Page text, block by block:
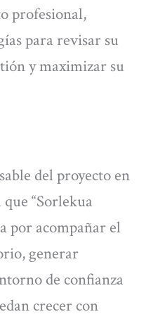
profesional,
para revisar su
y maximizar su
del proyecto en
“Sorlekua
por acompañar el
generar
de confianza
crecer con